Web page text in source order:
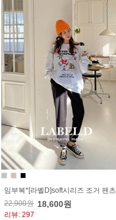
임부복*[라벨D]soft시리즈 조거 팬츠
22,900원 18,600원
리뷰: 297